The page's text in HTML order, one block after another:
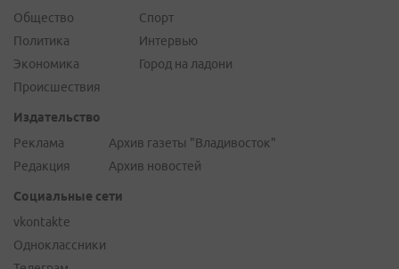
Общество
Политика
Экономика
Происшествия
Спорт
Интервью
Город на ладони
Издательство
Реклама
Редакция
Архив газеты "Владивосток"
Архив новостей
Социальные сети
vkontakte
Одноклассники